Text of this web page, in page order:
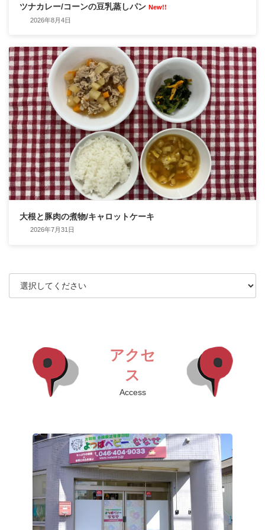
ツナカレー/コーンの豆乳蒸しパン New!!
2026年8月4日
大根と豚肉の煮物/キャロットケーキ
2026年7月31日
アクセ
ス
Access